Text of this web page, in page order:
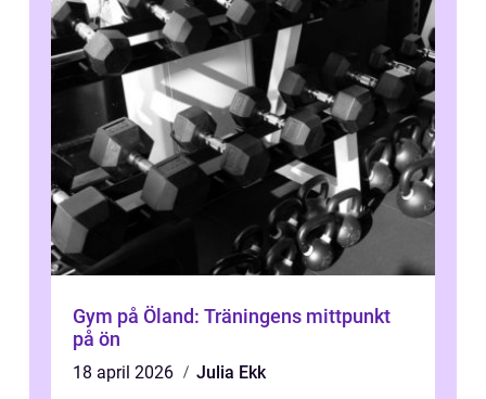
Gym på Öland: Träningens mittpunkt
på ön
18 april 2026
Julia Ekk